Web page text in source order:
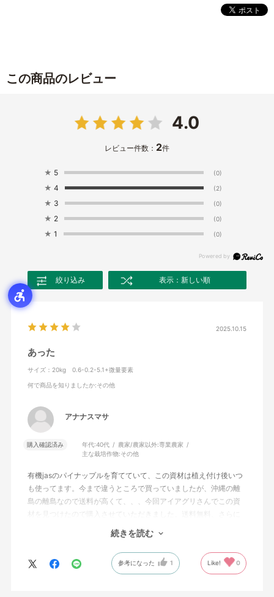
この商品のレビュー
4.0
レビュー件数： 2件
★ 5 (0)
★ 4 (2)
★ 3 (0)
★ 2 (0)
★ 1 (0)
絞り込み 表示：新しい順
2025.10.15
あった
サイズ：20kg 0.6-0.2-5.1+微量要素
何で商品を知りましたか:その他
アナナスマサ
購入確認済み 年代:40代 農家/農家以外:専業農家
主な栽培作物:その他
有機jasのパイナップルを育てていて、この資材は植え付け後いつ
も使ってます。今まで違うところで買っていましたが、沖縄の離
島の離島なので送料が高くて、、、今回アイアグリさんでこの資
材を見つけたので購入させていただきました。送料無料、さらに
す。ありがとうございました。
続きを読む
参考になった 1 Like! 0